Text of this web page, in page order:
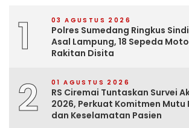
1 03 AGUSTUS 2026
Polres Sumedang Ringkus
Asal Lampung, 18 Sepeda
Rakitan Disita
2 01 AGUSTUS 2026
RS Ciremai Tuntaskan Survei
2026, Perkuat Komitmen Mutu
dan Keselamatan Pasien